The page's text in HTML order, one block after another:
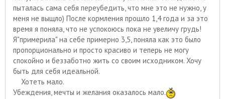
пыталась сама себя переубедить, что мне это не нужно, у
меня не выщло) После кормления прошло 1,4 года и за это
время я поняла, что не успокоюсь пока не увеличу грудь!
Я"примерила" на себе примерно 3,5, поняла как это было
пропорционально и просто красиво и теперь не могу
спокойно и беззаботно жить со своим исходником. Хочу
быть для себя идеальной.
Хотеть мало.
Убеждения, мечты и желания оказалось мало.